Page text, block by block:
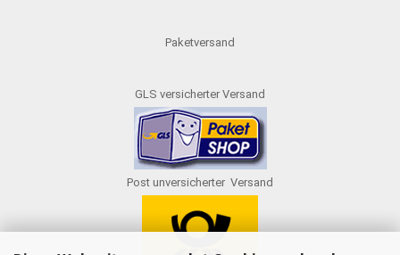
Paketversand
GLS versicherter Versand
Post unversicherter Versand